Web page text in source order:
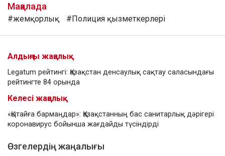
Мақалада
#жемқорлық #Полиция қызметкерлері
Алдыңғы жаңалық
Legatum рейтингі: Қазақстан денсаулық сақтау саласындағы
рейтингте 84 орында
Келесі жаңалық
«Қытайға бармаңдар»: Қазақстанның бас санитарлық дәрігері
коронавирус бойынша жағдайды түсіндірді